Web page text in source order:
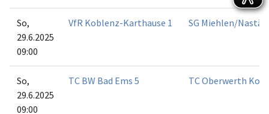
So,
29.6.2025
09:00
VfR Koblenz-Karthause 1 SG Miehlen/
So,
29.6.2025
09:00
TC BW Bad Ems 5 TC Oberwerth